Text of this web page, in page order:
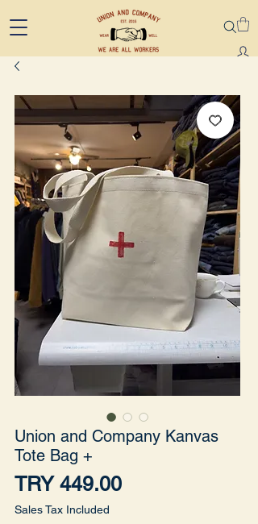
Union and Company Kanvas
Tote Bag +
TRY 449.00Price
Sales Tax Included